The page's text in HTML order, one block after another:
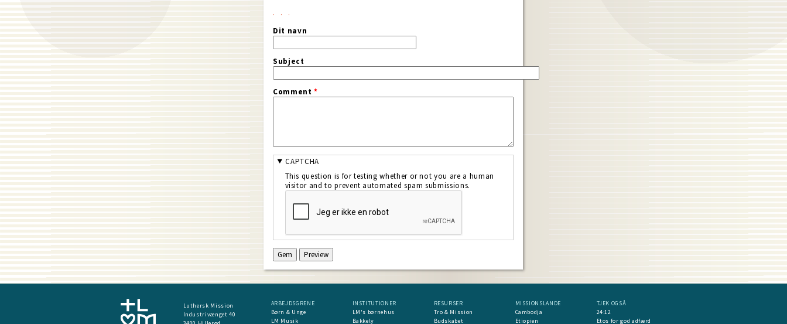
Dit navn
Subject
Comment*
CAPTCHA
This question is for testing whether or not you are a human
visitor and to prevent automated spam submissions.
Luthersk Mission
Industrivænget 40
ARBEJDSGRENE
Børn & Unge
LM Musik
INSTITUTIONER
LM's børnehus
Bakkely
RESURSER
Tro & Mission
Budskabet
MISSIONSLANDE
Cambodja
Etiopien
TJEK OGSÅ
24:12
Etos for god adfærd